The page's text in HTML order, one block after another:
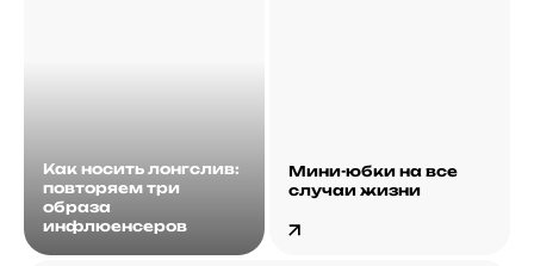
Как носить лонгслив:
повторяем три
образа
инфлюенсеров
Мини-юбки на все
случаи жизни